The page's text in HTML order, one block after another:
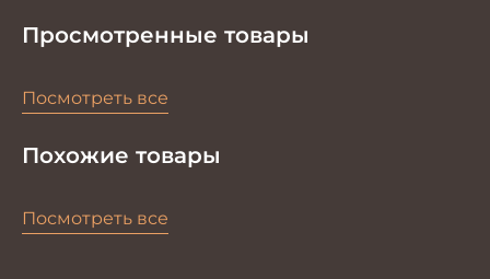
Просмотренные товары
Посмотреть все
Похожие товары
Посмотреть все